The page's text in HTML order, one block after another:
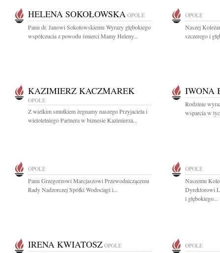
HELENA SOKOŁOWSKA OPOLE
Panu dr. Janowi Sokołowskiemu Wyrazy głębokiego
współczucia z powodu śmierci Mamy Heleny...
OPOLE
Naszej
szczerego i
KAZIMIERZ KACZMAREK
OPOLE
Z wielkim smutkiem żegnamy naszego Przyjaciela i
wieloletniego Partnera w biznesie Kazimierza...
IWONA
Rodzinie
wsparcia w
OPOLE
Panu Grzegorzowi Marcjaszowi Przewodniczącemu
Rady Nadzorczej Spółki Wodociągi i...
OPOLE
Naszemu
Dyrektorowi
i głębokiego...
IRENA KWIATOSZ OPOLE OPOLE